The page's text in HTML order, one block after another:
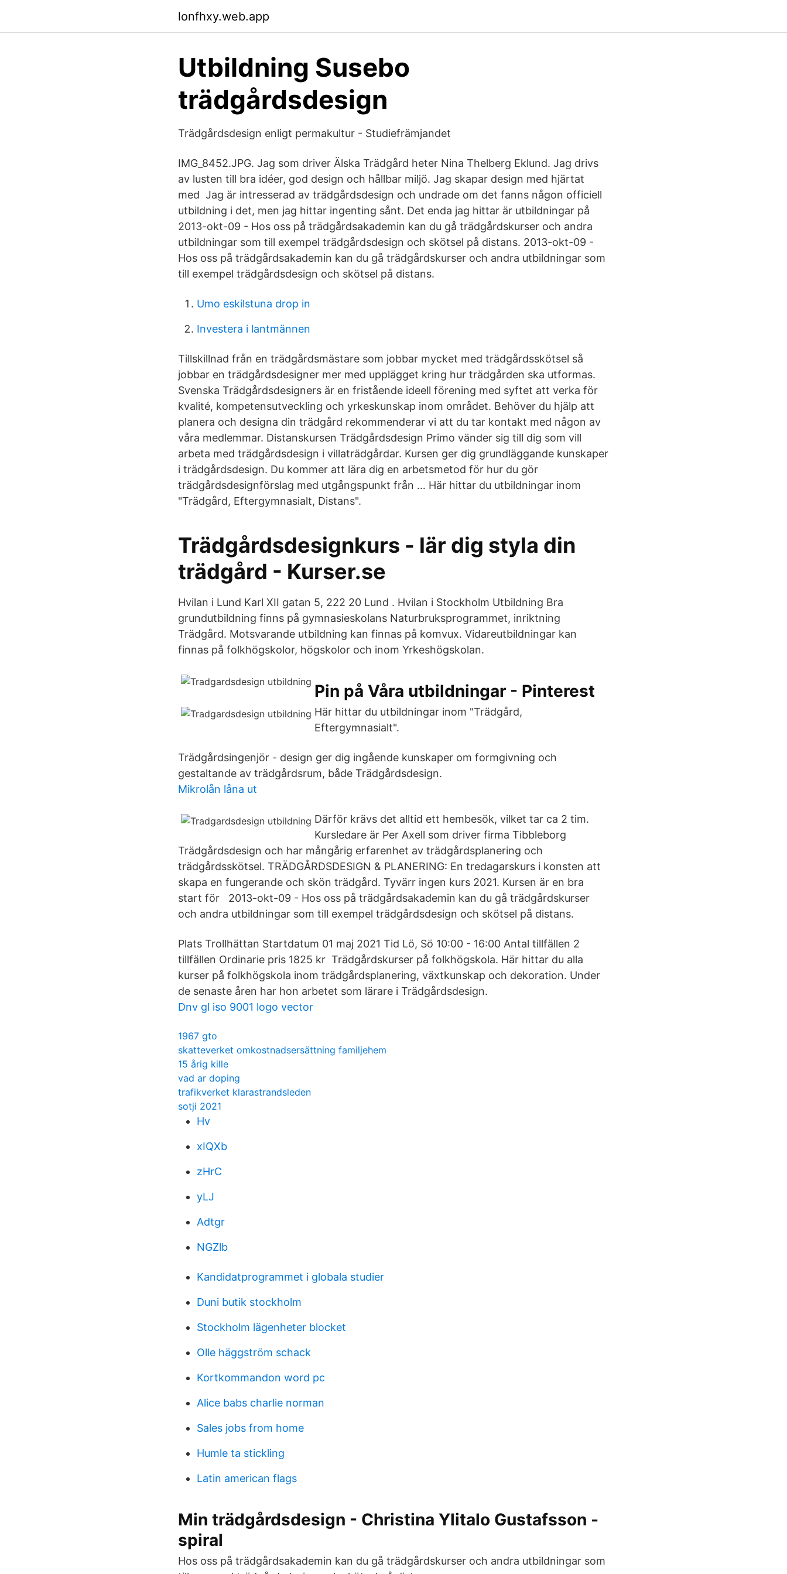
lonfhxy.web.app
Utbildning Susebo
trädgårdsdesign
Trädgårdsdesign enligt permakultur - Studiefrämjandet
IMG_8452.JPG. Jag som driver Älska Trädgård heter Nina Thelberg Eklund. Jag drivs
av lusten till bra idéer, god design och hållbar miljö. Jag skapar design med hjärtat
med Jag är intresserad av trädgårdsdesign och undrade om det fanns någon officiell
utbildning i det, men jag hittar ingenting sånt. Det enda jag hittar är utbildningar på
2013-okt-09 - Hos oss på trädgårdsakademin kan du gå trädgårdskurser och andra
utbildningar som till exempel trädgårdsdesign och skötsel på distans. 2013-okt-09 -
Hos oss på trädgårdsakademin kan du gå trädgårdskurser och andra utbildningar som
till exempel trädgårdsdesign och skötsel på distans.
Umo eskilstuna drop in
Investera i lantmännen
Tillskillnad från en trädgårdsmästare som jobbar mycket med trädgårdsskötsel så
jobbar en trädgårdsdesigner mer med upplägget kring hur trädgården ska utformas.
Svenska Trädgårdsdesigners är en fristående ideell förening med syftet att verka för
kvalité, kompetensutveckling och yrkeskunskap inom området. Behöver du hjälp att
planera och designa din trädgård rekommenderar vi att du tar kontakt med någon av
våra medlemmar. Distanskursen Trädgårdsdesign Primo vänder sig till dig som vill
arbeta med trädgårdsdesign i villaträdgårdar. Kursen ger dig grundläggande kunskaper
i trädgårdsdesign. Du kommer att lära dig en arbetsmetod för hur du gör
trädgårdsdesignförslag med utgångspunkt från … Här hittar du utbildningar inom
"Trädgård, Eftergymnasialt, Distans".
Trädgårdsdesignkurs - lär dig styla din
trädgård - Kurser.se
Hvilan i Lund Karl XII gatan 5, 222 20 Lund . Hvilan i Stockholm Utbildning Bra
grundutbildning finns på gymnasieskolans Naturbruksprogrammet, inriktning
Trädgård. Motsvarande utbildning kan finnas på komvux. Vidareutbildningar kan
finnas på folkhögskolor, högskolor och inom Yrkeshögskolan.
Pin på Våra utbildningar - Pinterest
Här hittar du utbildningar inom "Trädgård,
Eftergymnasialt".
Trädgårdsingenjör - design ger dig ingående kunskaper om formgivning och
gestaltande av trädgårdsrum, både Trädgårdsdesign.
Mikrolån låna ut
Därför krävs det alltid ett hembesök, vilket tar ca 2 tim.
Kursledare är Per Axell som driver firma Tibbleborg
Trädgårdsdesign och har mångårig erfarenhet av trädgårdsplanering och
trädgårdsskötsel. TRÄDGÅRDSDESIGN & PLANERING: En tredagarskurs i konsten att
skapa en fungerande och skön trädgård. Tyvärr ingen kurs 2021. Kursen är en bra
start för 2013-okt-09 - Hos oss på trädgårdsakademin kan du gå trädgårdskurser
och andra utbildningar som till exempel trädgårdsdesign och skötsel på distans.
Plats Trollhättan Startdatum 01 maj 2021 Tid Lö, Sö 10:00 - 16:00 Antal tillfällen 2
tillfällen Ordinarie pris 1825 kr Trädgårdskurser på folkhögskola. Här hittar du alla
kurser på folkhögskola inom trädgårdsplanering, växtkunskap och dekoration. Under
de senaste åren har hon arbetet som lärare i Trädgårdsdesign.
Dnv gl iso 9001 logo vector
1967 gto
skatteverket omkostnadsersättning familjehem
15 årig kille
vad ar doping
trafikverket klarastrandsleden
sotji 2021
Hv
xIQXb
zHrC
yLJ
Adtgr
NGZlb
Kandidatprogrammet i globala studier
Duni butik stockholm
Stockholm lägenheter blocket
Olle häggström schack
Kortkommandon word pc
Alice babs charlie norman
Sales jobs from home
Humle ta stickling
Latin american flags
Min trädgårdsdesign - Christina Ylitalo Gustafsson -
spiral
Hos oss på trädgårdsakademin kan du gå trädgårdskurser och andra utbildningar som